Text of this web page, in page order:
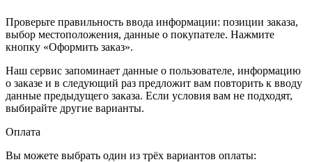
Проверьте правильность ввода информации: позиции заказа,
выбор местоположения, данные о покупателе. Нажмите
кнопку «Оформить заказ».
Наш сервис запоминает данные о пользователе, информацию
о заказе и в следующий раз предложит вам повторить к вводу
данные предыдущего заказа. Если условия вам не подходят,
выбирайте другие варианты.
Оплата
Вы можете выбрать один из трёх вариантов оплаты: